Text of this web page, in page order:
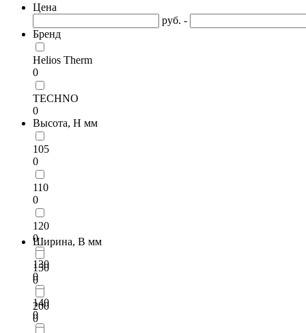
Цена
руб. -
Бренд
Helios Therm
0
TECHNO
0
Высота, H мм
105
0
110
0
120
0
130
0
140
0
Ширина, B мм
150
0
200
0